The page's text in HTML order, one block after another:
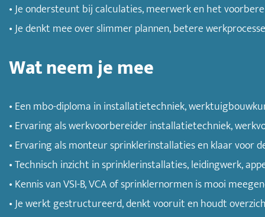
• Je ondersteunt bij calculaties, meerwerk en het
• Je denkt mee over slimmer plannen, betere
Wat neem je mee
• Een mbo-diploma in installatietechniek,
• Ervaring als werkvoorbereider installatietechniek,
• Ervaring als monteur sprinklerinstallaties en klaar voor
• Technisch inzicht in sprinklerinstallaties, leidingwerk,
• Kennis van VSI-B, VCA of sprinklernormen is mooi
• Je werkt gestructureerd, denkt vooruit en houdt